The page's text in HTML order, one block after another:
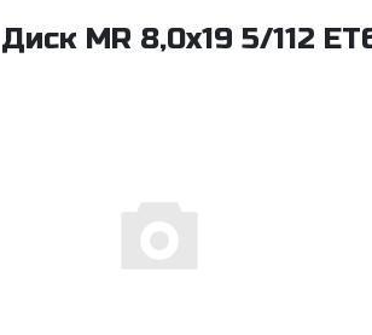
Диск MR 8,0x19 5/112